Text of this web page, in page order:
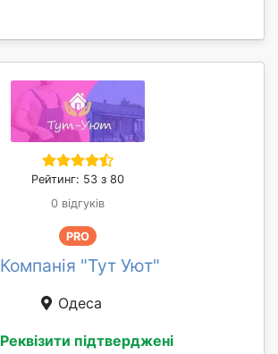
Рейтинг: 53 з 80
0 відгуків
PRO
Компанія "Тут Уют"
Одеса
Реквізити підтверджені